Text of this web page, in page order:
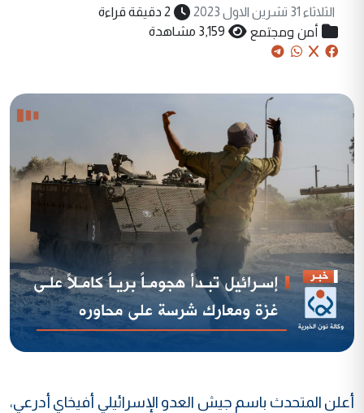
الثلاثاء 31 تشرين الاول 2023 2 دقيقة قراءة
أمن ومجتمع 3,159 مشاهدة
أعلن المتحدث باسم جيش العدو الإسرائيلي أفيخاي أدرعي،